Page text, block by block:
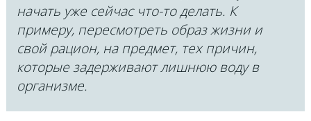
начать уже сейчас что-то делать. К
примеру, пересмотреть образ жизни и
свой рацион, на предмет, тех причин,
которые задерживают лишнюю воду в
организме.